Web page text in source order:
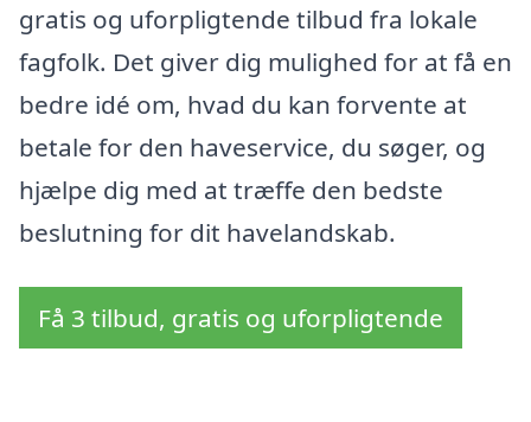
gratis og uforpligtende tilbud fra lokale
fagfolk. Det giver dig mulighed for at få en
bedre idé om, hvad du kan forvente at
betale for den haveservice, du søger, og
hjælpe dig med at træffe den bedste
beslutning for dit havelandskab.
Få 3 tilbud, gratis og uforpligtende